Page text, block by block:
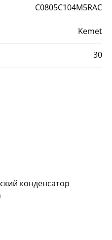
С0805C104M5RAC
Kemet
30
конденсатор